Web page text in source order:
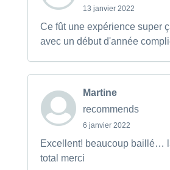
13 janvier 2022
Ce fût une expérience super
avec un début d'année
Martine
recommends
6 janvier 2022
Excellent! beaucoup baillé…
total merci